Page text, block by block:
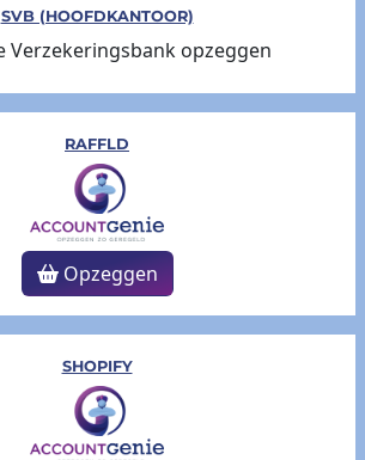
SVB (HOOFDKANTOOR)
RAFFLD
Opzeggen
SHOPIFY